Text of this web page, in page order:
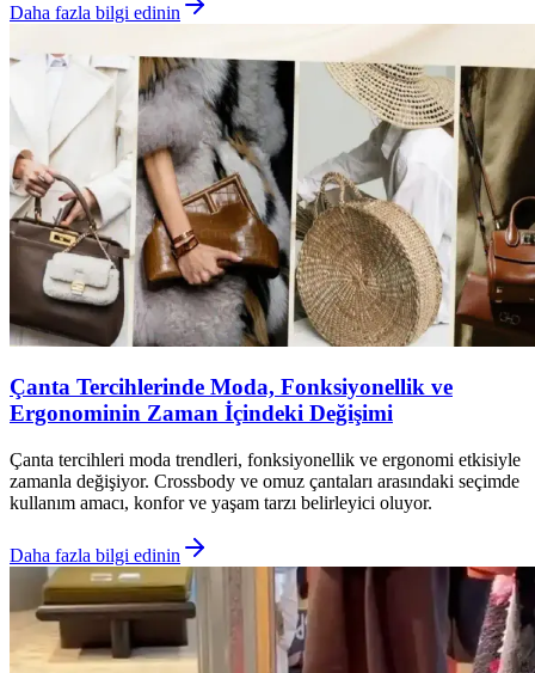
Daha fazla bilgi edinin
Çanta Tercihlerinde Moda, Fonksiyonellik ve
Ergonominin Zaman İçindeki Değişimi
Çanta tercihleri moda trendleri, fonksiyonellik ve ergonomi etkisiyle
zamanla değişiyor. Crossbody ve omuz çantaları arasındaki seçimde
kullanım amacı, konfor ve yaşam tarzı belirleyici oluyor.
Daha fazla bilgi edinin